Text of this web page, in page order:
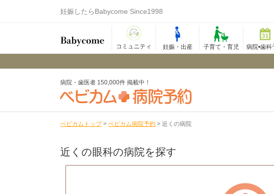
妊娠したらBabycome Since1998
コミュニティ 妊娠・出産 子育て・育児 病院•歯科
病院・歯医者 150,000件 掲載中！
ベビカムトップ > ベビカム病院予約 > 近くの病院
近くの眼科の病院を探す